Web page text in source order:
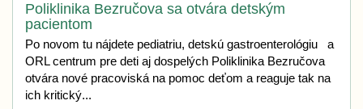
Poliklinika Bezručova sa otvára detským
pacientom
Po novom tu nájdete pediatriu, detskú gastroenterológiu a
ORL centrum pre deti aj dospelých Poliklinika Bezručova
otvára nové pracoviská na pomoc deťom a reaguje tak na
ich kritický...